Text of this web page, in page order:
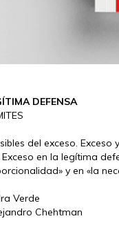
DEFENSA
del exceso.
en la legítima
y en «la
Verde
Chehtman